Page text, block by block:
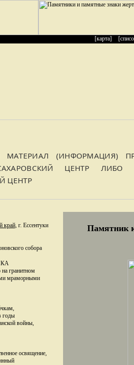
[карта]
МАТЕРИАЛ (ИНФОРМАЦИЯ)
ЦЕНТР ЛИБО
ЦЕНТР
Памятник
край, г. Ессентуки
собора
на гранитном
мраморными
годы
войны,
освящение,